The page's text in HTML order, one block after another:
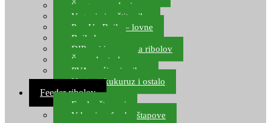
Špage, upredenice
Vaganje i zaštita ribe
Pop Up Boile – lovne
Boile lovne
DIP-ovi i arome za ribolov
Šaranske torbe
PVA vrećice i pribor
Umjetni kukuruz i ostalo
Feeder ribolov
Feeder štapovi
Vrhovi za feeder štapove